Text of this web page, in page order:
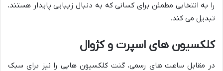
را به انتخابی مطمئن برای کسانی که به دنبال زیبایی پایدار هستند،
تبدیل می کند.
کلکسیون های اسپرت و کژوال
در مقابل ساعت های رسمی، گنت کلکسیون هایی را نیز برای سبک